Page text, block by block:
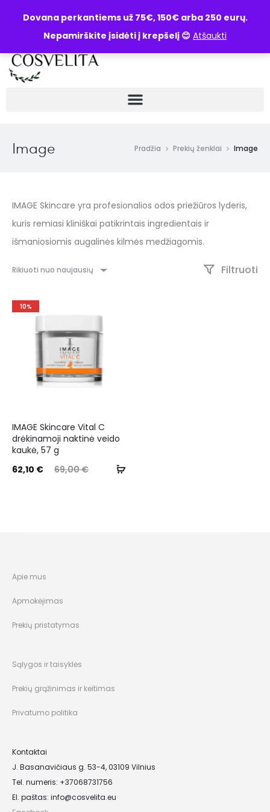
Dovana perkantiems už 75€, 150€ arba 250 eurų.
Nepamirškite įsidėti į krepšelį 😊 Atšaukti
UŽKLAUSA
Image Pradžia Prekių ženklai Image
IMAGE Skincare yra profesionalios odos priežiūros lyderis,
kuris remiasi kliniškai patikrintais ingredientais ir
išmaniosiomis augalinės kilmės medžiagomis.
Rikiuoti nuo naujausių Filtruoti
10%
IMAGE Skincare Vital C
drėkinamoji naktinė veido
kaukė, 57 g
69,00€
62,10 €
Apie mus
Apmokėjimas
Prekių pristatymas
Sąlygos ir taisyklės
Prekių grąžinimas ir keitimas
Privatumo politika
Kontaktai
J. Basanavičiaus g. 53-4, 03109 Vilnius
Tel. numeris: +37068731756
El. paštas: info@cosvelita.eu